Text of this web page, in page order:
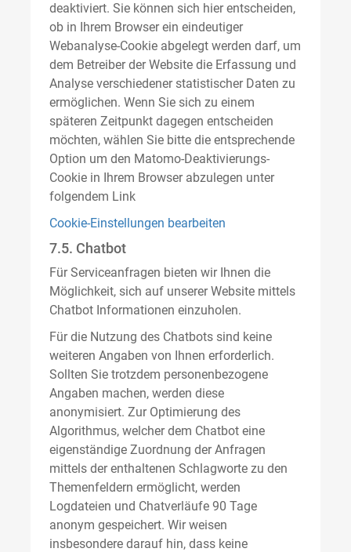
deaktiviert. Sie können sich hier entscheiden,
ob in Ihrem Browser ein eindeutiger
Webanalyse-Cookie abgelegt werden darf, um
dem Betreiber der Website die Erfassung und
Analyse verschiedener statistischer Daten zu
ermöglichen. Wenn Sie sich zu einem
späteren Zeitpunkt dagegen entscheiden
möchten, wählen Sie bitte die entsprechende
Option um den Matomo-Deaktivierungs-
Cookie in Ihrem Browser abzulegen unter
folgendem Link
Cookie-Einstellungen bearbeiten
7.5. Chatbot
Für Serviceanfragen bieten wir Ihnen die
Möglichkeit, sich auf unserer Website mittels
Chatbot Informationen einzuholen.
Für die Nutzung des Chatbots sind keine
weiteren Angaben von Ihnen erforderlich.
Sollten Sie trotzdem personenbezogene
Angaben machen, werden diese
anonymisiert. Zur Optimierung des
Algorithmus, welcher dem Chatbot eine
eigenständige Zuordnung der Anfragen
mittels der enthaltenen Schlagworte zu den
Themenfeldern ermöglicht, werden
Logdateien und Chatverläufe 90 Tage
anonym gespeichert. Wir weisen
insbesondere darauf hin, dass keine